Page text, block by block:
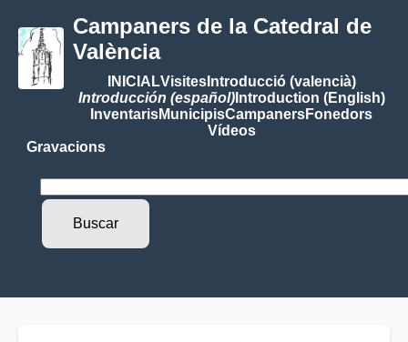
Campaners de la Catedral de
València
INICIALVisitesIntroducció (valencià)
Introducción (español)Introduction (English)
InventarisMunicipisCampanersFonedors
Vídeos
Gravacions